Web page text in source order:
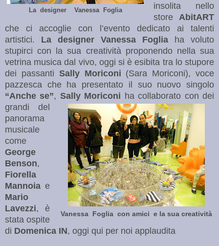
La designer Vanessa Foglia
insolita nello
store AbitART
che ci accoglie con l’evento dedicato ai talenti
artistici. La designer Vanessa Foglia ha voluto
stupirci con la sua creatività proponendo nella sua
vetrina musica dal vivo, oggi si è esibita tra lo stupore
dei passanti Sally Moriconi (Sara Moriconi), voce
pazzesca che ha presentato il suo nuovo singolo
“Anche se”,
Vanessa Foglia con amici e la sua creatività
Sally Moriconi ha collaborato con dei
grandi del
panorama
musicale
come
George
Benson,
Fiorella
Mannoia e
Mario
Lavezzi, è
stata ospite
di Domenica IN, oggi qui per noi applaudita